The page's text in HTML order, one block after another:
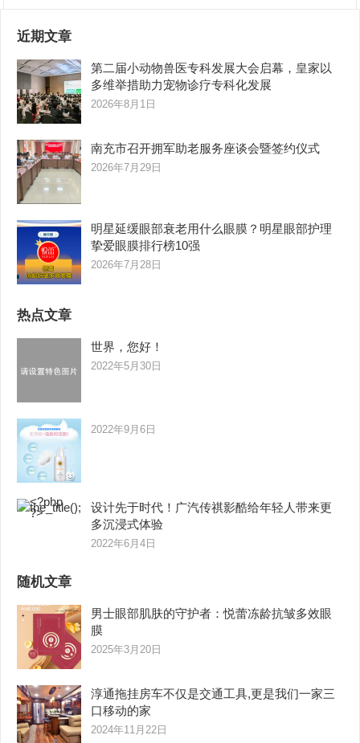
近期文章
第二届小动物兽医专科发展大会启幕，皇家以
多维举措助力宠物诊疗专科化发展
2026年8月1日
南充市召开拥军助老服务座谈会暨签约仪式
2026年7月29日
明星延缓眼部衰老用什么眼膜？明星眼部护理
挚爱眼膜排行榜10强
2026年7月28日
热点文章
世界，您好！
2022年5月30日
2022年9月6日
设计先于时代！广汽传祺影酷给年轻人带来更
多沉浸式体验
2022年6月4日
随机文章
男士眼部肌肤的守护者：悦蕾冻龄抗皱多效眼
膜
2025年3月20日
淳通拖挂房车不仅是交通工具,更是我们一家三
口移动的家
2024年11月22日